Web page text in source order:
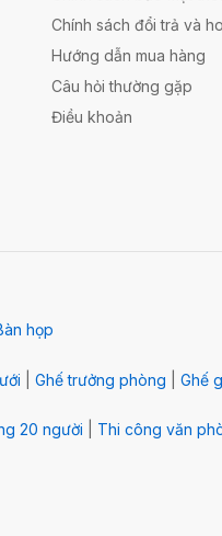
Chính sách đổi trả và
Hướng dẫn mua hàng
Câu hỏi thường gặp
Điều khoản
họp
Ghế trưởng phòng Ghế
20 người Thi công văn